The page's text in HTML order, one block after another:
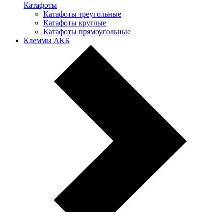
Катафоты
Катафоты треугольные
Катафоты круглые
Катафоты прямоугольные
Клеммы АКБ